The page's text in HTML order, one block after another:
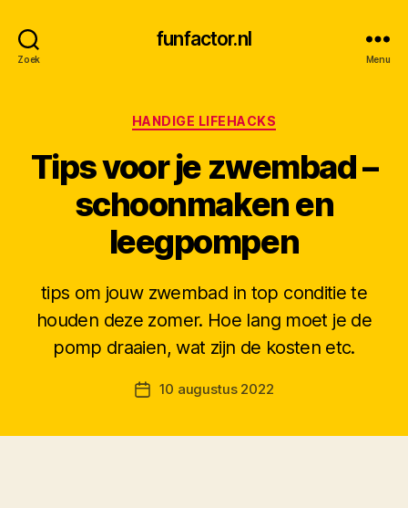
Zoek
funfactor.nl
Menu
Categorieën
HANDIGE LIFEHACKS
Tips voor je zwembad –
schoonmaken en
leegpompen
tips om jouw zwembad in top conditie te
houden deze zomer. Hoe lang moet je de
pomp draaien, wat zijn de kosten etc.
Berichtauteur
D
o
r
Berichtdatum
10 augustus 2022